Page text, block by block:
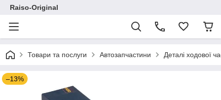
Raiso-Original
Товари та послуги Автозапчастини Деталі ходової
–13%